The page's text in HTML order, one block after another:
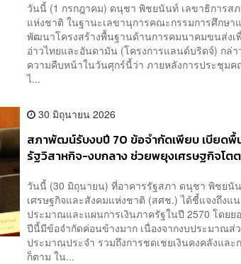
วันนี้ (1 กรกฎาคม) ดนุชา พิชยนันท์ เลขาธิการส
แห่งชาติ ในฐานะเลขานุการคณะกรรมการศึกษา
พัฒนาโครงสร้างพื้นฐานด้านการคมนาคมขนส่งเ
อ่าวไทยและอันดามัน (โครงการแลนด์บริดจ์) กล่
ความคืบหน้าในวันศุกร์นี้ว่า ภายหลังการประชุม
ไ...
30 มิถุนายน 2026
สภาพัฒน์รับงบปี 70 ข้อจำกัดเพียบ เบียดพื้
รัฐวิสาหกิจ-งบกลาง ช่วยพยุงเศรษฐกิจโตต
วันนี้ (30 มิถุนายน) ที่อาคารรัฐสภา ดนุชา พิชยนั
เศรษฐกิจและสังคมแห่งชาติ (สศช.) ได้ชี้แจงถึงแ
ประมาณและแผนการเงินภาครัฐในปี 2570 โดย
ปีนี้มีข้อจำกัดค่อนข้างมาก เนื่องจากงบประมาณส่
ประมาณประจำ รวมถึงการชดเชยเงินคงคลังและ
ก็ตาม ใน...